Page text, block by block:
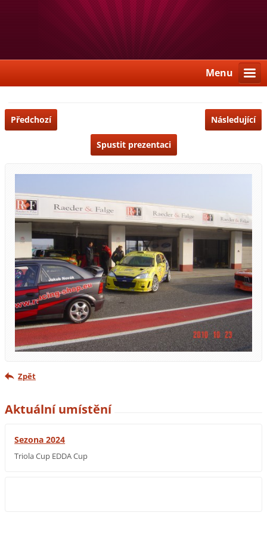
Menu
Předchozí Následující
Spustit prezentaci
Zpět
Aktuální umístění
Sezona 2024
Triola Cup EDDA Cup